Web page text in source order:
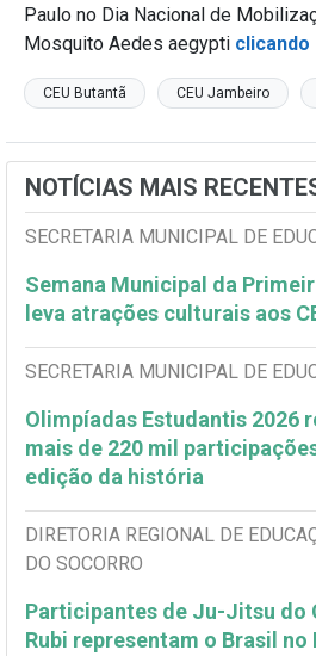
Paulo no Dia Nacional de
Mosquito Aedes aegypti clicando
CEU Butantã CEU Jambeiro
NOTÍCIAS MAIS
SECRETARIA MUNICIPAL DE
Semana Municipal da
leva atrações culturais aos
SECRETARIA MUNICIPAL DE
Olimpíadas Estudantis 2026
mais de 220 mil
edição da história
DIRETORIA REGIONAL DE
DO SOCORRO
Participantes de Ju-Jitsu do
Rubi representam o Brasil no